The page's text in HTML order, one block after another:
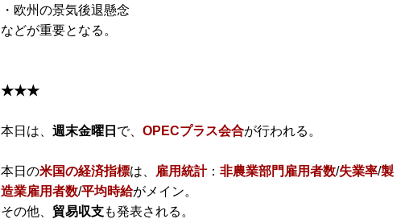
・欧州の景気後退懸念
などが重要となる。
★★★
本日は、 週末金曜日 で、 OPECプラス会合が行われる。
本日の米国の経済指標は、 雇用統計： 非農業部門雇用者数/失業率/製
造業雇用者数/平均時給がメイン。
その他、 貿易収支も発表される。